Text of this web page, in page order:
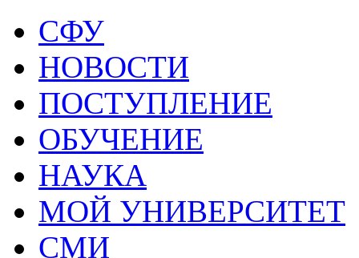
СФУ
НОВОСТИ
ПОСТУПЛЕНИЕ
ОБУЧЕНИЕ
НАУКА
МОЙ УНИВЕРСИТЕТ
СМИ